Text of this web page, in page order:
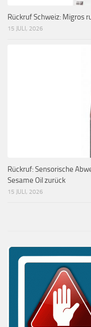
Rückruf Schweiz: Migros
15 JULI, 2026
Rückruf: Sensorische
Sesame Oil zurück
15 JULI, 2026